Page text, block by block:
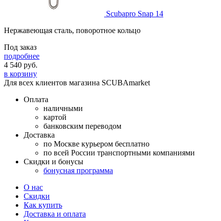
Scubapro Snap 14
Нержавеющая сталь, поворотное кольцо
Под заказ
подробнее
4 540 руб.
в корзину
Для всех клиентов магазина SCUBAmarket
Оплата
наличными
картой
банковским переводом
Доставка
по Москве курьером бесплатно
по всей России транспортными компаниями
Скидки и бонусы
бонусная программа
О нас
Скидки
Как купить
Доставка и оплата